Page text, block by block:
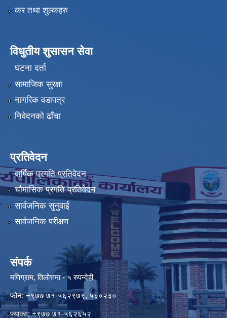
कर तथा शुल्कहरु
विधुतीय शुसासन सेवा
घटना दर्ता
सामाजिक सुरक्षा
नागरिक वडापत्र
निवेदनको ढाँचा
प्रतिवेदन
वार्षिक प्रगति प्रतिवेदन
चौमासिक प्रगति प्रतिवेदन
सार्वजनिक सुनुवाई
सार्वजनिक परीक्षण
संपर्क
मणिग्राम, तिलोत्तमा - ५ रुपन्देही
फोन: +९७७ ७१-५६२९७९, ५६०२३०
फ्याक्स: +९७७ ७१-५६२६५२